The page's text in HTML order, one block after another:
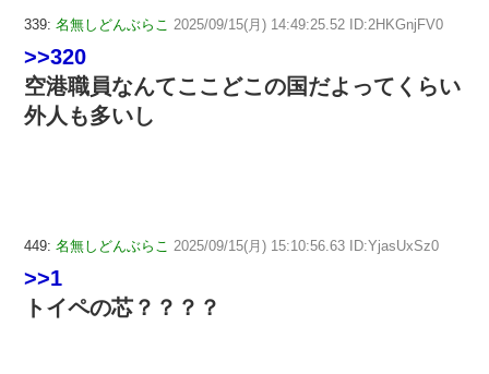
339: 名無しどんぶらこ 2025/09/15(月) 14:49:25.52 ID:2HKGnjFV0
>>320
空港職員なんてここどこの国だよってくらい
外人も多いし
449: 名無しどんぶらこ 2025/09/15(月) 15:10:56.63 ID:YjasUxSz0
>>1
トイペの芯？？？？